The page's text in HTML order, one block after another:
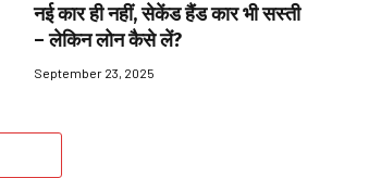
नई कार ही नहीं, सेकेंड हैंड कार भी सस्ती
– लेकिन लोन कैसे लें?
September 23, 2025